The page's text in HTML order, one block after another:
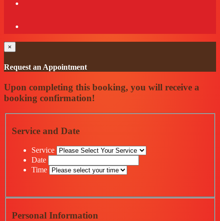
×
Request an Appointment
Upon completing this booking, you will receive a
booking confirmation!
Service and Date
Service
Date
Time
Personal Information